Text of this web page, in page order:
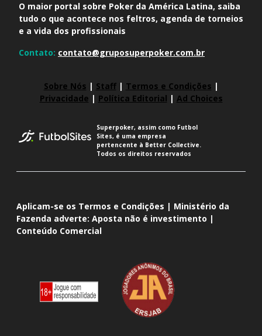
O maior portal sobre Poker da América Latina, saiba
tudo o que acontece nos feltros, agenda de torneios
e a vida dos profissionais
Contato: contato@gruposuperpoker.com.br
Sobre Nós | Staff| Termos e Condições |
Privacidade | Política Editorial | Ad Choices
Superpoker, assim como Futbol
Sites, é uma empresa
pertencente à Better Collective.
Todos os direitos reservados
Aplicam-se os Termos e Condições | Ministério da
Fazenda adverte: Aposta não é investimento |
Conteúdo Comercial